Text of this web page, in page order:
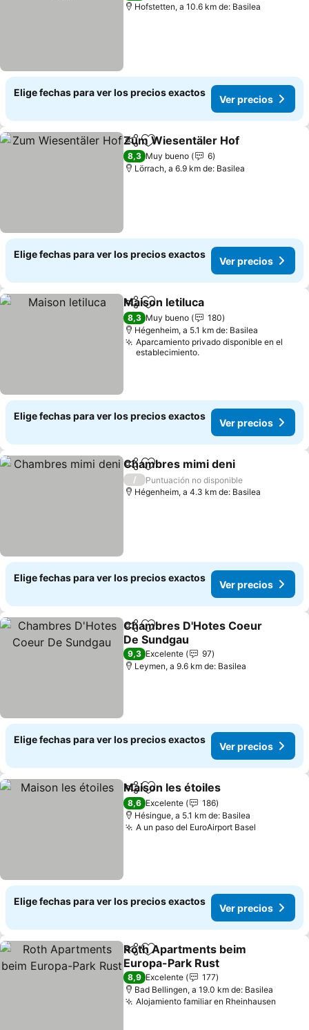
Hofstetten, a 10.6 km de: Basilea
Elige fechas para ver los precios exactos
Ver precios
CompartirAgregar a favoritos
Zum Wiesentäler Hof
8,3 Muy bueno
6
Lörrach, a 6.9 km de: Basilea
Elige fechas para ver los precios exactos
Ver precios
CompartirAgregar a favoritos
Maison letiluca
8,3 Muy bueno
180
Hégenheim, a 5.1 km de: Basilea
Aparcamiento privado disponible en el
establecimiento.
Elige fechas para ver los precios exactos
Ver precios
CompartirAgregar a favoritos
Chambres mimi deni
/
Puntuación no disponible
Hégenheim, a 4.3 km de: Basilea
Elige fechas para ver los precios exactos
Ver precios
CompartirAgregar a favoritos
Chambres D'Hotes Coeur
De Sundgau
Ver precios
9,3 Excelente
97
Leymen, a 9.6 km de: Basilea
Elige fechas para ver los precios exactos
Ver precios
CompartirAgregar a favoritos
Maison les étoiles
8,6 Excelente
186
Hésingue, a 5.1 km de: Basilea
A un paso del EuroAirport Basel
Elige fechas para ver los precios exactos
Ver precios
CompartirAgregar a favoritos
Roth Apartments beim
Europa-Park Rust
Ver precios
8,9 Excelente
177
Bad Bellingen, a 19.0 km de: Basilea
Alojamiento familiar en Rheinhausen